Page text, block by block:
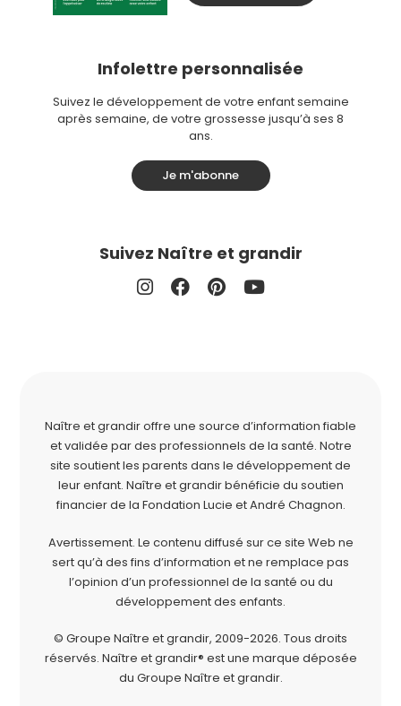
Infolettre personnalisée
Suivez le développement de votre enfant semaine
après semaine, de votre grossesse jusqu’à ses 8
ans.
Je m'abonne
Suivez Naître et grandir
Naître et grandir offre une source d’information fiable
et validée par des professionnels de la santé. Notre
site soutient les parents dans le développement de
leur enfant. Naître et grandir bénéficie du soutien
financier de la Fondation Lucie et André Chagnon.
Avertissement. Le contenu diffusé sur ce site Web ne
sert qu’à des fins d’information et ne remplace pas
l’opinion d’un professionnel de la santé ou du
développement des enfants.
© Groupe Naître et grandir, 2009-2026. Tous droits
réservés. Naître et grandir® est une marque déposée
du Groupe Naître et grandir.